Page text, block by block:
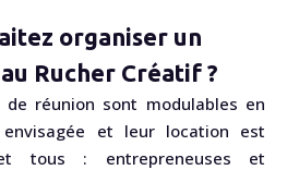
organiser un
Rucher Créatif ?
réunion sont modulables en
et leur location est
tous : entrepreneuses et